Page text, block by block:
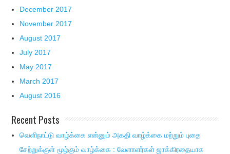
December 2017
November 2017
August 2017
July 2017
May 2017
March 2017
August 2016
Recent Posts
வெளிநாட்டு வாழ்க்கை என்னும் அகதி வாழ்க்கை மற்றும் புதை
சேற்றுக்குள் மூழ்கும் வாழ்க்கை : வேளாளர்கள் ஜாக்கிரதையாக